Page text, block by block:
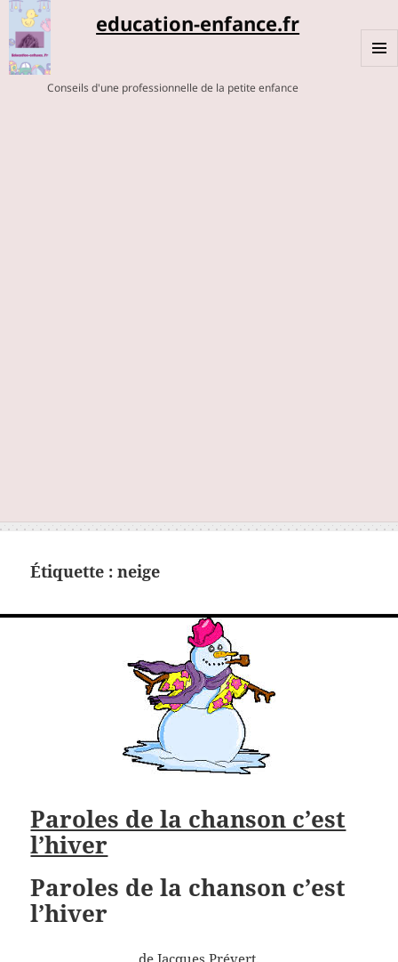
education-enfance.fr
Conseils d'une professionnelle de la petite enfance
Étiquette :neige
Paroles de la chanson c’est
l’hiver
Paroles de la chanson c’est
l’hiver